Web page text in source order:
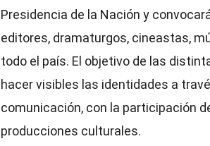
Presidencia de la Nación y
editores, dramaturgos, cineastas,
todo el país. El objetivo de las
hacer visibles las identidades a
comunicación, con la participación
producciones culturales.